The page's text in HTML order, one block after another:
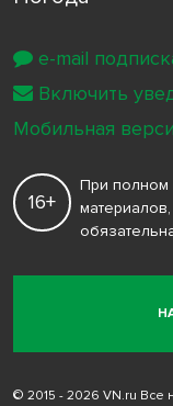
16+
При полном
© 2015 - 2026 VN.ru Все
e-mail
Включить
Мобильная